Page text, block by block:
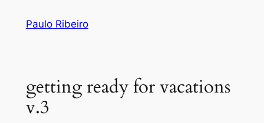
Paulo Ribeiro
getting ready for vacations
v.3